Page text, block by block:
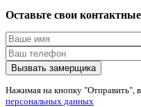
Оставьте свои
Нажимая на кнопку "Отправить",
персональных данных